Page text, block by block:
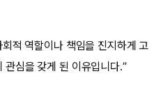
적 역할이나 책임을 진지하게 고
관심을 갖게 된 이유입니다.”